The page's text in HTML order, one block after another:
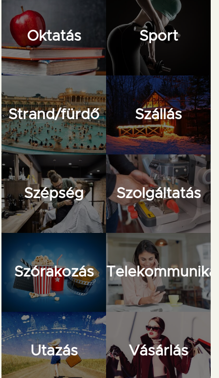
Oktatás Sport
Strand/fürdő Szállás
Szépség Szolgáltatás
Szórakozás
Utazás Vásárlás